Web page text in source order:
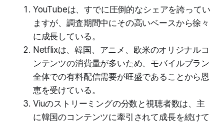
YouTubeは、すでに圧倒的なシェアを誇ってい
ますが、調査期間中にその高いベースから徐々
に成長している。
Netflixは、韓国、アニメ、欧米のオリジナルコ
ンテンツの消費量が多いため、モバイルプラン
全体での有料配信需要が旺盛であることから恩
恵を受けている。
Viuのストリーミングの分数と視聴者数は、主
に韓国のコンテンツに牽引されて成長を続けて